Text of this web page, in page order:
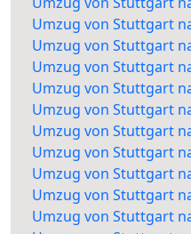
Umzug von Stuttgart
Umzug von Stuttgart
Umzug von Stuttgart
Umzug von Stuttgart
Umzug von Stuttgart
Umzug von Stuttgart
Umzug von Stuttgart
Umzug von Stuttgart
Umzug von Stuttgart
Umzug von Stuttgart